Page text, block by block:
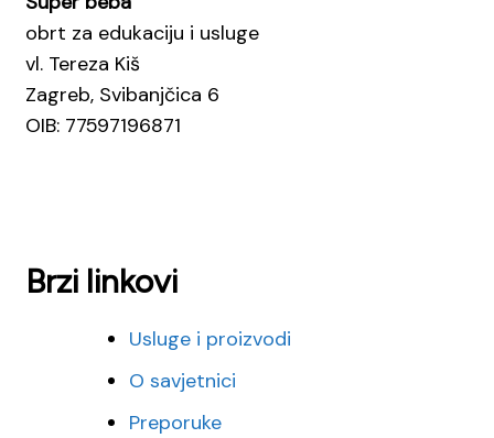
obrt za edukaciju i usluge
vl. Tereza Kiš
Zagreb, Svibanjčica 6
OIB: 77597196871
Brzi linkovi
Usluge i proizvodi
O savjetnici
Preporuke